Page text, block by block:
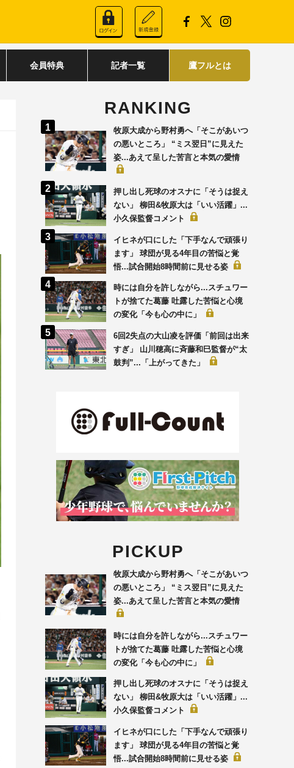
会員特典 記者一覧 鷹フルとは
RANKING
牧原大成から野村勇へ「そこがあいつ
の悪いところ」 “ミス翌日”に見えた
姿...あえて呈した苦言と本気の愛情
押し出し死球のオスナに「そうは捉え
ない」 柳田&牧原大は「いい活躍」...
小久保監督コメント
イヒネが口にした「下手なんで頑張り
ます」 球団が見る4年目の苦悩と覚
悟...試合開始8時間前に見せる姿
時には自分を許しながら...スチュワー
トが捨てた葛藤 吐露した苦悩と心境
の変化「今も心の中に」
6回2失点の大山凌を評価「前回は出来
すぎ」 山川穂高に斉藤和巳監督が“太
鼓判”...「上がってきた」
PICKUP
牧原大成から野村勇へ「そこがあいつ
の悪いところ」 “ミス翌日”に見えた
姿...あえて呈した苦言と本気の愛情
時には自分を許しながら...スチュワー
トが捨てた葛藤 吐露した苦悩と心境
の変化「今も心の中に」
押し出し死球のオスナに「そうは捉え
ない」 柳田&牧原大は「いい活躍」...
小久保監督コメント
イヒネが口にした「下手なんで頑張り
ます」 球団が見る4年目の苦悩と覚
悟...試合開始8時間前に見せる姿